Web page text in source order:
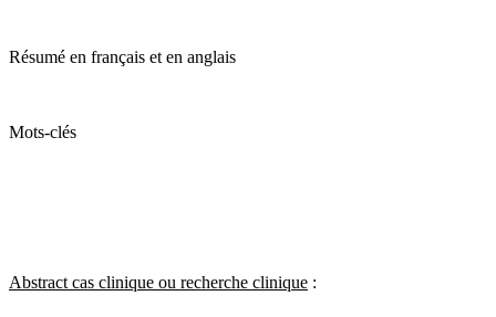
Résumé en français et en anglais
Mots-clés
Abstract cas clinique ou recherche clinique :